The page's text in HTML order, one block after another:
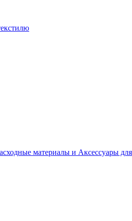
материалы и Аксессуары